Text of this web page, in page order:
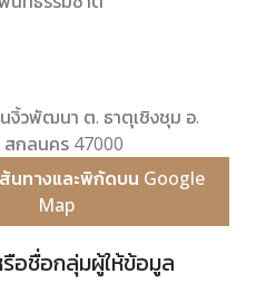
งิ้วพัฒนา ต. ธาตุเชิงชุม อ.
สกลนคร 47000
นทางและพิกัดบน Google
Map
อชื่อกลุ่มผู้ให้ข้อมูล